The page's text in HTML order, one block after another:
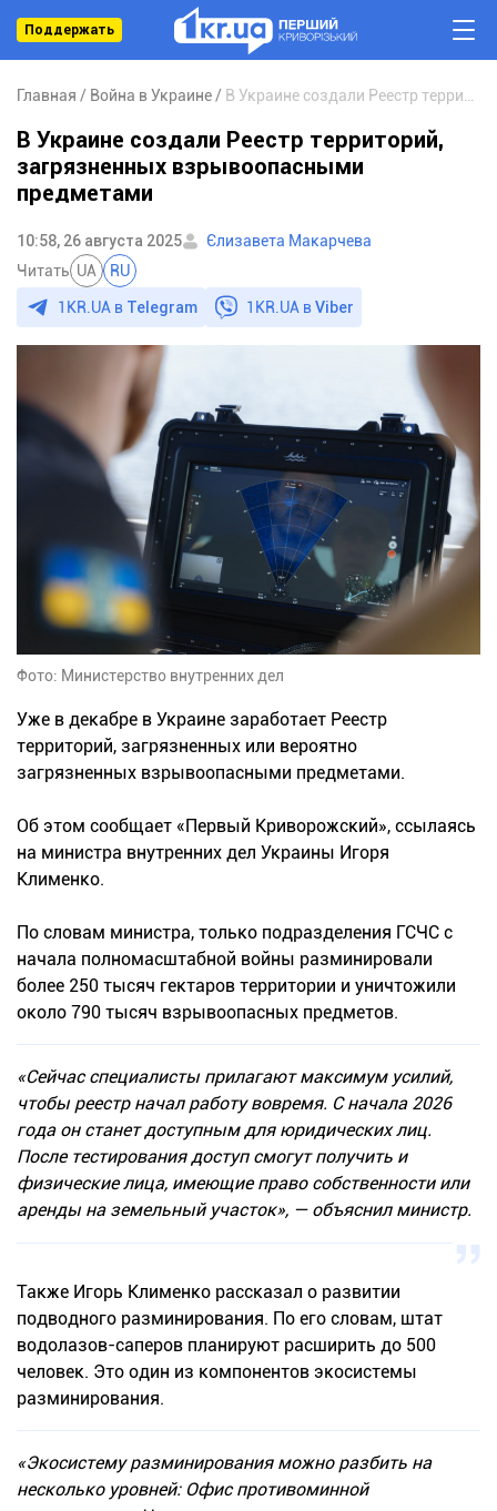
Поддержать
Главная Война в Украине
В Украине создали Реестр территорий,
загрязненных взрывоопасными
предметами
10:58, 26 августа 2025
Єлизавета Макарчева
Читать UA RU
1KR.UA в Telegram 1KR.UA вViber
Фото: Министерство внутренних дел
Уже в декабре в Украине заработает Реестр
территорий, загрязненных или вероятно
загрязненных взрывоопасными предметами.
Об этом сообщает «Первый Криворожский», ссылаясь
на министра внутренних дел Украины Игоря
Клименко.
По словам министра, только подразделения ГСЧС с
начала полномасштабной войны разминировали
более 250 тысяч гектаров территории и уничтожили
около 790 тысяч взрывоопасных предметов.
«Сейчас специалисты прилагают максимум усилий,
чтобы реестр начал работу вовремя. С начала 2026
года он станет доступным для юридических лиц.
После тестирования доступ смогут получить и
физические лица, имеющие право собственности или
аренды на земельный участок», — объяснил министр.
Также Игорь Клименко рассказал о развитии
подводного разминирования. По его словам, штат
водолазов-саперов планируют расширить до 500
человек. Это один из компонентов экосистемы
разминирования.
«Экосистему разминирования можно разбить на
несколько уровней: Офис противоминной